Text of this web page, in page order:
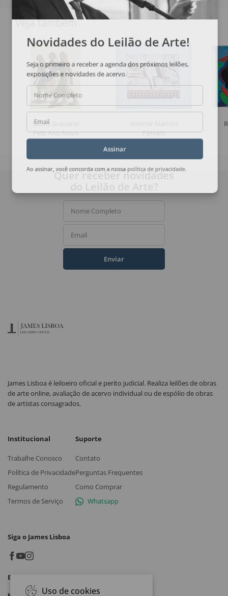
Veja também
Clóvis Graciano
Feliz Ano Novo
Pássaro
Novidades do Leilão de Arte!
Seja o primeiro a receber a agenda dos próximos leilões,
exposições e novidades de acervo.
Nome Completo
Email
Assinar
Ao assinar, você concorda com a nossa política de privacidade
Quer receber novidades
Nome Completo
Email
Enviar
James Lisboa é leiloeiro oficial e perito judicial. Realiza leilões de obras
de arte online, avaliação de acervo individual ou de espólio de obras
de artistas consagrados.
Institucional
Trabalhe Conosco
Política de Privacidade
Regulamento
Termos de Serviço
Suporte
Contato
Perguntas Frequentes
Como Comprar
Whatsapp
Siga o James Lisboa
Baixe o App
Uso de cookies